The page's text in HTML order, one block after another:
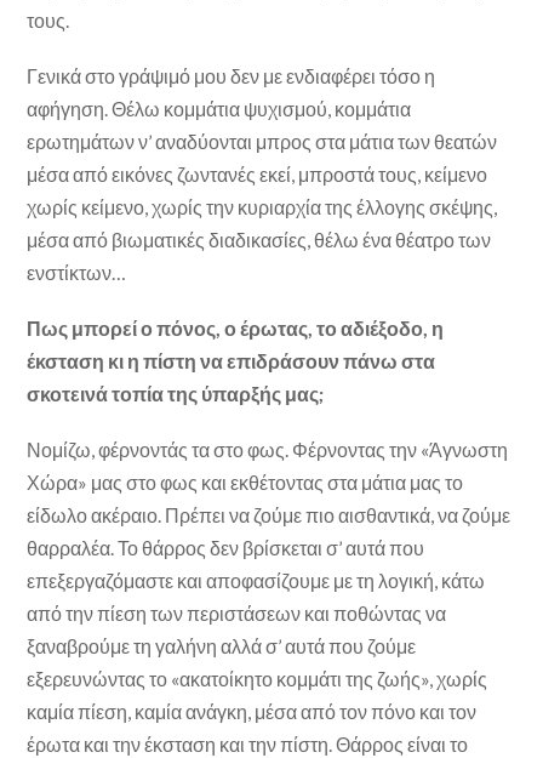
τους.
Γενικά στο γράψιμό μου δεν με ενδιαφέρει τόσο η
αφήγηση. Θέλω κομμάτια ψυχισμού, κομμάτια
ερωτημάτων ν’ αναδύονται μπρος στα μάτια των θεατών
μέσα από εικόνες ζωντανές εκεί, μπροστά τους, κείμενο
χωρίς κείμενο, χωρίς την κυριαρχία της έλλογης σκέψης,
μέσα από βιωματικές διαδικασίες, θέλω ένα θέατρο των
ενστίκτων…
Πως μπορεί ο πόνος, ο έρωτας, το αδιέξοδο, η
έκσταση κι η πίστη να επιδράσουν πάνω στα
σκοτεινά τοπία της ύπαρξής μας;
Νομίζω, φέρνοντάς τα στο φως. Φέρνοντας την «Άγνωστη
Χώρα» μας στο φως και εκθέτοντας στα μάτια μας το
είδωλο ακέραιο. Πρέπει να ζούμε πιο αισθαντικά, να ζούμε
θαρραλέα. Το θάρρος δεν βρίσκεται σ’ αυτά που
επεξεργαζόμαστε και αποφασίζουμε με τη λογική, κάτω
από την πίεση των περιστάσεων και ποθώντας να
ξαναβρούμε τη γαλήνη αλλά σ’ αυτά που ζούμε
εξερευνώντας το «ακατοίκητο κομμάτι της ζωής», χωρίς
καμία πίεση, καμία ανάγκη, μέσα από τον πόνο και τον
έρωτα και την έκσταση και την πίστη. Θάρρος είναι το